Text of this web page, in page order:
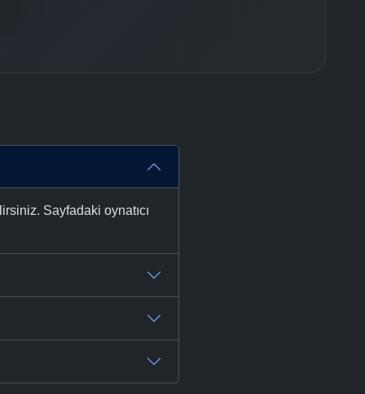
Sayfadaki oynatıcı